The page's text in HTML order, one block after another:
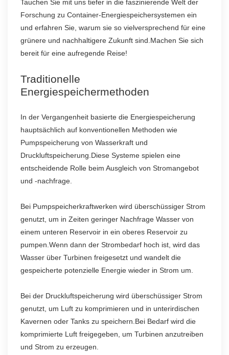
Tauchen Sie mit uns tiefer in die faszinierende Welt der
Forschung zu Container-Energiespeichersystemen ein
und erfahren Sie, warum sie so vielversprechend für eine
grünere und nachhaltigere Zukunft sind.Machen Sie sich
bereit für eine aufregende Reise!
Traditionelle
Energiespeichermethoden
In der Vergangenheit basierte die Energiespeicherung
hauptsächlich auf konventionellen Methoden wie
Pumpspeicherung von Wasserkraft und
Druckluftspeicherung.Diese Systeme spielen eine
entscheidende Rolle beim Ausgleich von Stromangebot
und -nachfrage.
Bei Pumpspeicherkraftwerken wird überschüssiger Strom
genutzt, um in Zeiten geringer Nachfrage Wasser von
einem unteren Reservoir in ein oberes Reservoir zu
pumpen.Wenn dann der Strombedarf hoch ist, wird das
Wasser über Turbinen freigesetzt und wandelt die
gespeicherte potenzielle Energie wieder in Strom um.
Bei der Druckluftspeicherung wird überschüssiger Strom
genutzt, um Luft zu komprimieren und in unterirdischen
Kavernen oder Tanks zu speichern.Bei Bedarf wird die
komprimierte Luft freigegeben, um Turbinen anzutreiben
und Strom zu erzeugen.